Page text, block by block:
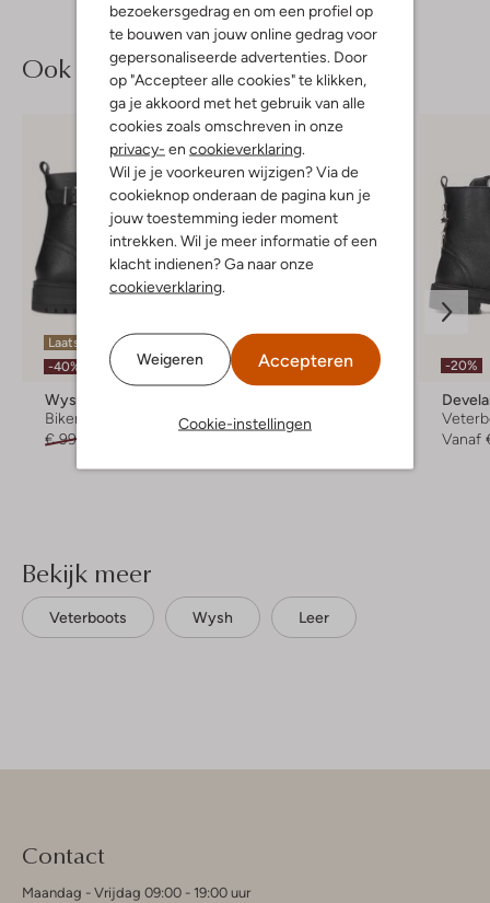
bezoekersgedrag en om een profiel op
te bouwen van jouw online gedrag voor
gepersonaliseerde advertenties. Door
op "Accepteer alle cookies" te klikken,
ga je akkoord met het gebruik van alle
cookies zoals omschreven in onze
privacy- en cookieverklaring
Wil je je voorkeuren wijzigen? Via de
cookieknop onderaan de pagina kun je
jouw toestemming ieder moment
intrekken. Wil je meer informatie of een
klacht indienen? Ga naar onze
cookieverklaring
Weigeren Accepteren
Cookie-instellingen
Ook iets voor jou?
Laatste items
-40%
Wysh
Biker boots
€ 99,95
-20%
Veterboots
-20%
Vanaf
Bekijk meer
Veterboots Wysh Leer
Contact
Maandag - Vrijdag 09:00 - 19:00 uur